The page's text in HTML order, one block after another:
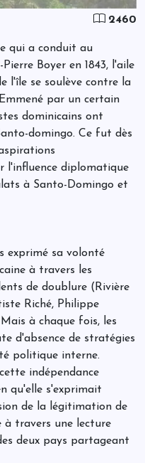
2460
qui a conduit au
Boyer en 1843, l'aile
l'île se soulève contre la
par un certain
dominicains ont
domingo. Ce fut dès
l'influence diplomatique
à Santo-Domingo et
exprimé sa volonté
à travers les
de doublure (Rivière
Riché, Philippe
à chaque fois, les
d'absence de stratégies
politique interne.
indépendance
qu'elle s'exprimait
de la légitimation de
à travers une lecture
deux pays partageant